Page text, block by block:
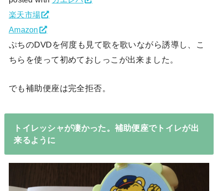
楽天市場
Amazon
ぷちのDVDを何度も見て歌を歌いながら誘導し、こ
ちらを使って初めておしっこが出来ました。
でも補助便座は完全拒否。
トイレッシャが凄かった。補助便座でトイレが出
来るように